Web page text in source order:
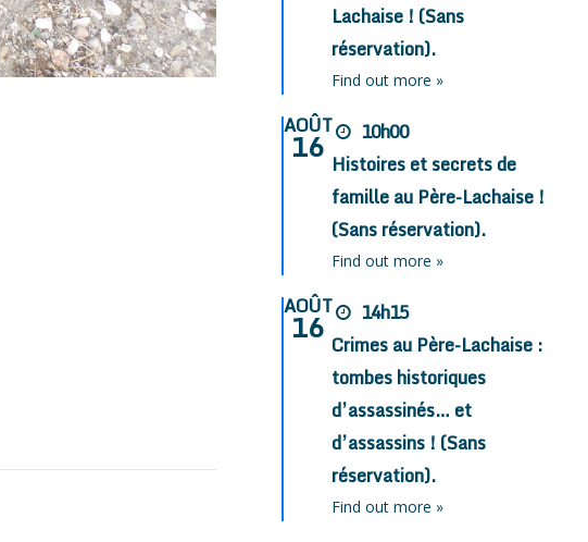
Lachaise ! (Sans
réservation).
Find out more »
AOÛT
16
10h00
Histoires et secrets de
famille au Père-Lachaise !
(Sans réservation).
Find out more »
AOÛT
16
14h15
Crimes au Père-Lachaise :
tombes historiques
d’assassinés… et
d’assassins ! (Sans
réservation).
Find out more »